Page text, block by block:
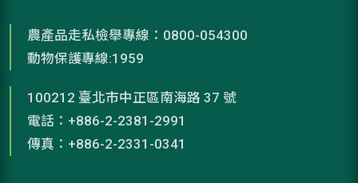
農產品走私檢舉專線：0800-054300
動物保護專線:1959
100212 臺北市中正區南海路 37 號
電話：+886-2-2381-2991
傳真：+886-2-2331-0341